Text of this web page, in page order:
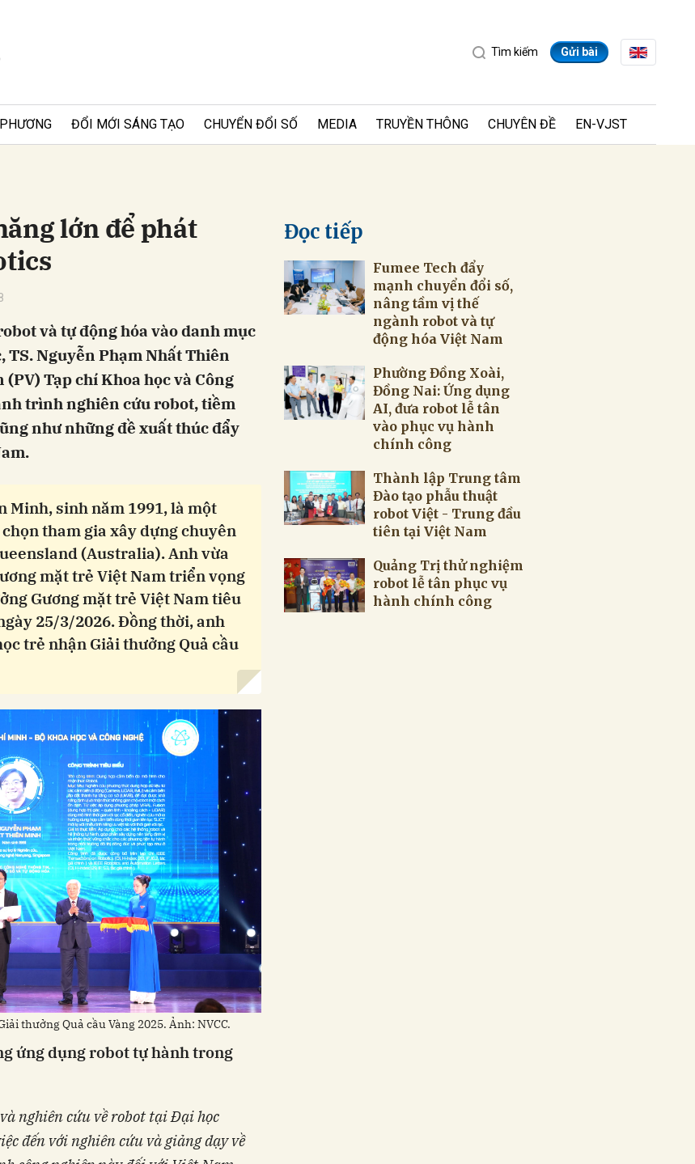
Tìm kiếm Gửi bài
ĐỔI MỚI SÁNG TẠO CHUYỂN ĐỔI SỐ MEDIA TRUYỀN THÔNG CHUYÊN ĐỀ EN-VJST
lớn để phát
và tự động hóa vào danh mục
TS. Nguyễn Phạm Nhất Thiên
Tạp chí Khoa học và Công
trình nghiên cứu robot, tiềm
như những đề xuất thúc đẩy
Minh, sinh năm 1991, là một
tham gia xây dựng chuyên
(Australia). Anh vừa
mặt trẻ Việt Nam triển vọng
Gương mặt trẻ Việt Nam tiêu
25/3/2026. Đồng thời, anh
trẻ nhận Giải thưởng Quả cầu
thưởng Quả cầu Vàng 2025. Ảnh: NVCC.
ứng dụng robot tự hành trong
nghiên cứu về robot tại Đại học
đến với nghiên cứu và giảng dạy về
Đọc tiếp
Fumee Tech đẩy
mạnh chuyển đổi số,
nâng tầm vị thế
ngành robot và tự
động hóa Việt Nam
Phường Đồng Xoài,
Đồng Nai: Ứng dụng
AI, đưa robot lễ tân
vào phục vụ hành
chính công
Thành lập Trung tâm
Đào tạo phẫu thuật
robot Việt - Trung đầu
tiên tại Việt Nam
Quảng Trị thử nghiệm
robot lễ tân phục vụ
hành chính công
Gửi